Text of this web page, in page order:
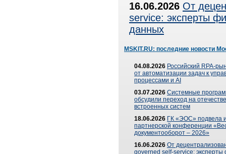
16.06.2026 От
service: эксперты
данных
MSKIT.RU: последние новости
04.08.2026 Российский RPA-
от автоматизации задач к
процессами и AI
03.07.2026 Системные
обсудили переход на
встроенных систем
18.06.2026 ГК «ЭОС» подвела
партнерской конференции
документооборот – 2026»
16.06.2026 От
governed self-service: эксперты